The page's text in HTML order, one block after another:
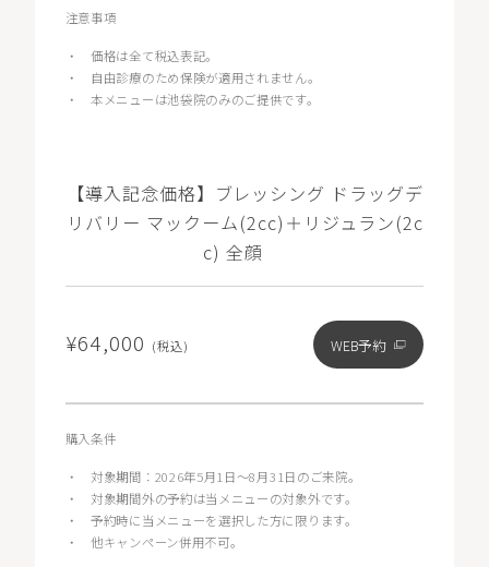
注意事項
・価格は全て税込表記。
・
自由診療のため保険が適用されません。
・本メニューは池袋院のみのご提供です。
【導入記念価格】ブレッシング ドラッグデ
リバリー マックーム(2cc)＋リジュラン(2c
c) 全顔
¥64,000 (税込) WEB予約
購入条件
・ 対象期間：2026年5月1日〜8月31日のご来院。
・ 対象期間外の予約は当メニューの対象外です。
・予約時に当メニューを選択した方に限ります。
・他キャンペーン併用不可。